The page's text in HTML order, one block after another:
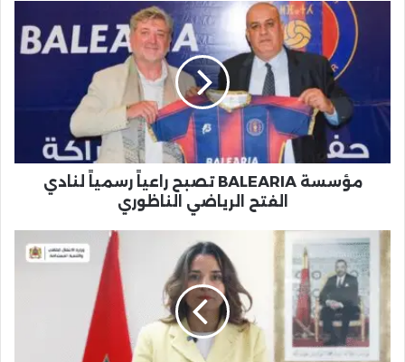
مؤسسة
BALEARIA
لنادي
الرياضي
الناظوري
مؤسسة BALEARIA تصبح راعياً رسمياً لنادي
الفتح الرياضي الناظوري
بنعلي
تكشف
تفاصيل
مشاريع
الطاقة
في
جهة